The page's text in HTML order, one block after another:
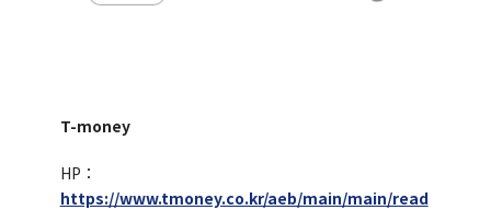
T-money
HP：
https://www.tmoney.co.kr/aeb/main/main/read